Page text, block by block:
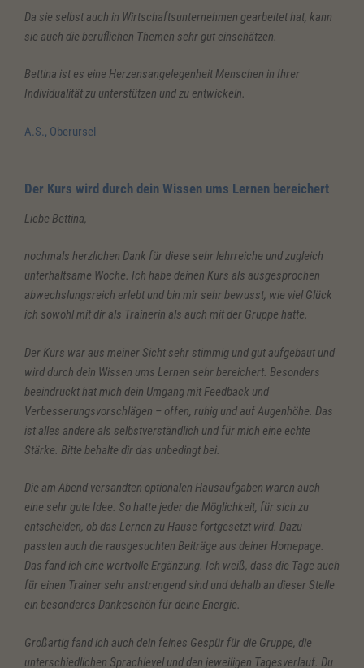
Da sie selbst auch in Wirtschaftsunternehmen gearbeitet hat, kann
sie auch die beruflichen Themen sehr gut einschätzen.
Bettina ist es eine Herzensangelegenheit Menschen in Ihrer
Individualität zu unterstützen und zu entwickeln.
A.S., Oberursel
Der Kurs wird durch dein Wissen ums Lernen bereichert
Liebe Bettina,
nochmals herzlichen Dank für diese sehr lehrreiche und zugleich
unterhaltsame Woche. Ich habe deinen Kurs als ausgesprochen
abwechslungsreich erlebt und bin mir sehr bewusst, wie viel Glück
ich sowohl mit dir als Trainerin als auch mit der Gruppe hatte.
Der Kurs war aus meiner Sicht sehr stimmig und gut aufgebaut und
wird durch dein Wissen ums Lernen sehr bereichert. Besonders
beeindruckt hat mich dein Umgang mit Feedback und
Verbesserungsvorschlägen – offen, ruhig und auf Augenhöhe. Das
ist alles andere als selbstverständlich und für mich eine echte
Stärke. Bitte behalte dir das unbedingt bei.
Die am Abend versandten optionalen Hausaufgaben waren auch
eine sehr gute Idee. So hatte jeder die Möglichkeit, für sich zu
entscheiden, ob das Lernen zu Hause fortgesetzt wird. Dazu
passten auch die rausgesuchten Beiträge aus deiner Homepage.
Das fand ich eine wertvolle Ergänzung. Ich weiß, dass die Tage auch
für einen Trainer sehr anstrengend sind und dehalb an dieser Stelle
ein besonderes Dankeschön für deine Energie.
Großartig fand ich auch dein feines Gespür für die Gruppe, die
unterschiedlichen Sprachlevel und den jeweiligen Tagesverlauf. Du